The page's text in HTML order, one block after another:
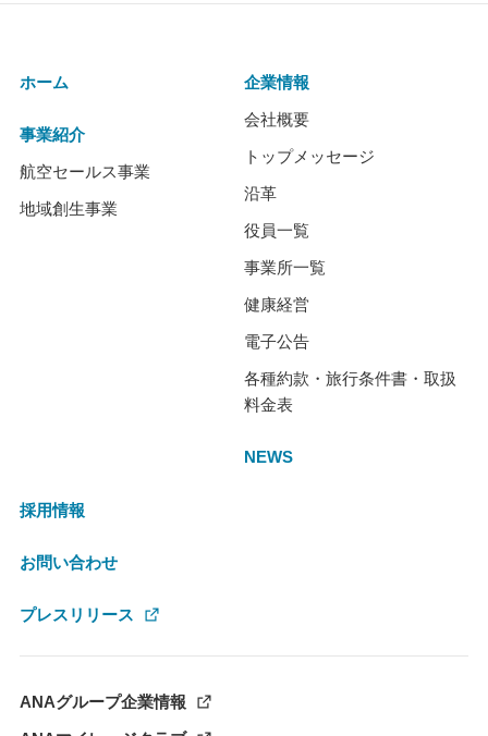
ホーム
事業紹介
航空セールス事業
地域創生事業
企業情報
会社概要
トップメッセージ
沿革
役員一覧
事業所一覧
健康経営
電子公告
各種約款・旅行条件書・取扱
料金表
NEWS
採用情報
お問い合わせ
プレスリリース
ANAグループ企業情報